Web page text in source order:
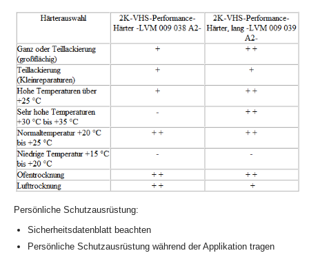
Persönliche Schutzausrüstung:
Sicherheitsdatenblatt beachten
Persönliche Schutzausrüstung während der Applikation tragen